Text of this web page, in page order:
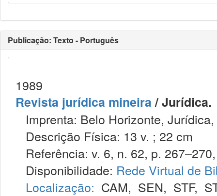
Publicação: Texto - Português
1989
Revista jurídica mineira/ Jurídica.
Imprenta: Belo Horizonte,
Descrição Física: 13 v. ; 22 cm
Referência: v. 6, n. 62, p.
Disponibilidade: Rede Virtual de
Localização: CAM, SEN, STF,